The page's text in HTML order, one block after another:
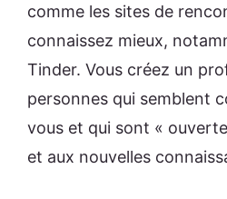
comme les sites de
connaissez mieux,
Tinder. Vous créez un
personnes qui semblent
vous et qui sont «
et aux nouvelles